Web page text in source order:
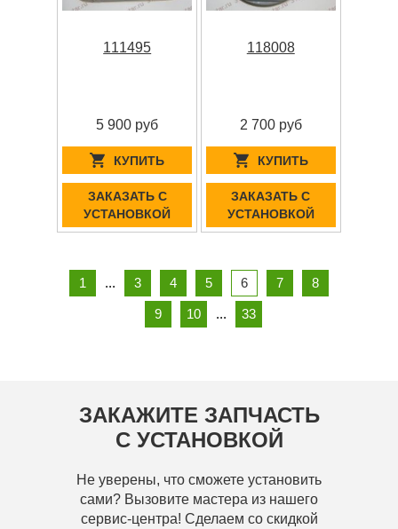
111495
5 900 руб
КУПИТЬ
ЗАКАЗАТЬ С
УСТАНОВКОЙ
118008
2 700 руб
КУПИТЬ
ЗАКАЗАТЬ С
УСТАНОВКОЙ
1 ... 3 4 5 6 7 8
9 10 ... 33
ЗАКАЖИТЕ ЗАПЧАСТЬ
С УСТАНОВКОЙ
Не уверены, что сможете установить
сами? Вызовите мастера из нашего
сервис-центра! Сделаем со скидкой